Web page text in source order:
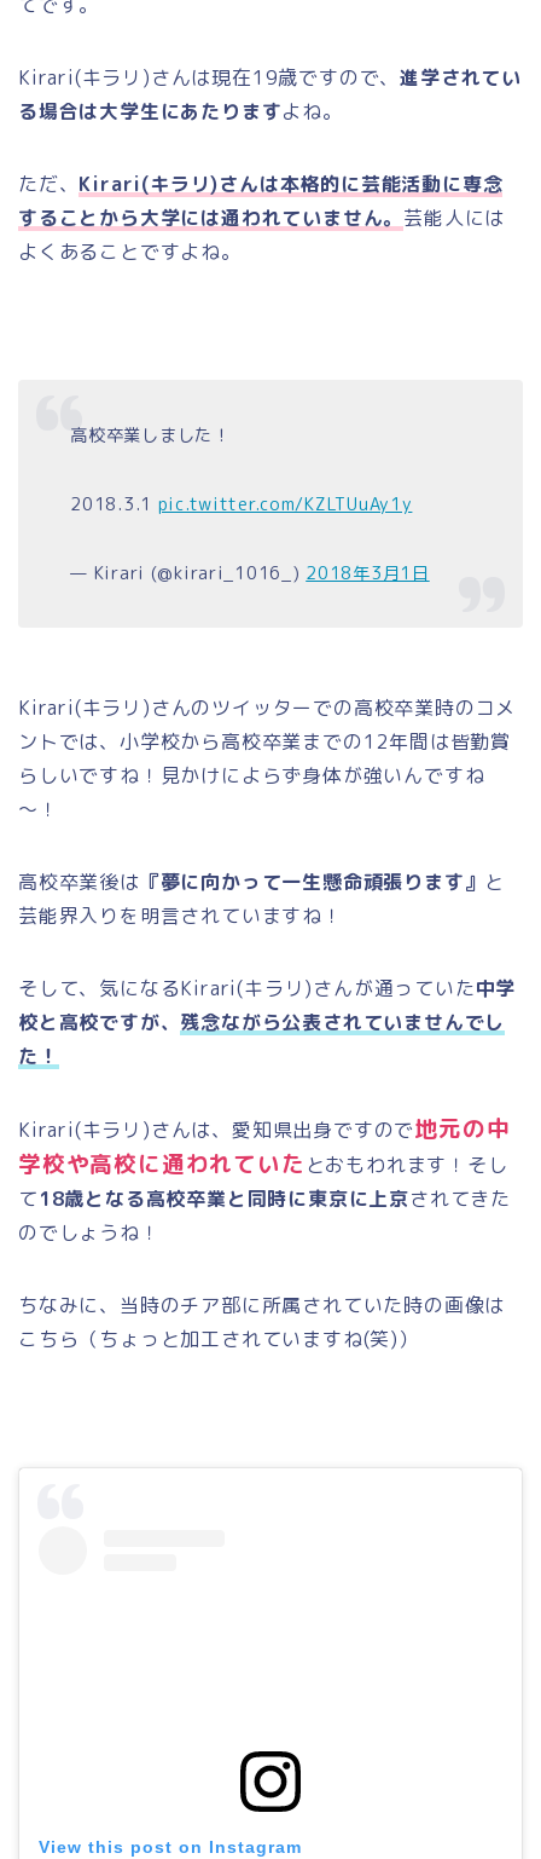
Kirari(キラリ)さんは現在19歳ですので、進学されてい
る場合は大学生にあたりますよね。
ただ、 Kirari(キラリ)さんは本格的に芸能活動に専念
することから大学には通われていません。 芸能人には
よくあることですよね。
高校卒業しました！
2018.3.1 pic.twitter.com/KZLTUuAy1y
— Kirari (@kirari_1016_) 2018年3月1日
Kirari(キラリ)さんのツイッターでの高校卒業時のコメ
ントでは、小学校から高校卒業までの12年間は皆勤賞
らしいですね！見かけによらず身体が強いんですね
～！
高校卒業後は 『夢に向かって一生懸命頑張ります』 と
芸能界入りを明言されていますね！
そして、気になるKirari(キラリ)さんが通っていた中学
校と高校ですが、 残念ながら公表されていませんでし
た！
Kirari(キラリ)さんは、愛知県出身ですので地元の中
学校や高校に通われていた とおもわれます！そし
て18歳となる高校卒業と同時に東京に上京されてきた
のでしょうね！
ちなみに、当時のチア部に所属されていた時の画像は
こちら（ちょっと加工されていますね(笑)）
View this post on Instagram